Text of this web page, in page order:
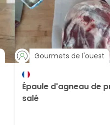
Gourmets de l'ouest
Épaule d'agneau de
salé